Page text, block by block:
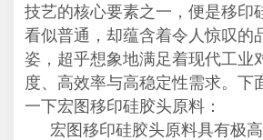
技艺的核心要素之一，便是移印
看似普通，却蕴含着令人惊叹的
姿，超乎想象地满足着现代工业
度、高效率与高稳定性需求。下
一下宏图移印硅胶头原料：
宏图移印硅胶头原料具有极